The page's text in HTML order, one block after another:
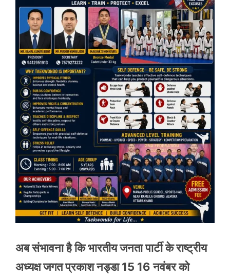
अब संभावना है कि भारतीय जनता पार्टी के राष्ट्रीय
अध्यक्ष जगत प्रकाश नड्डा 15 16 नवंबर को